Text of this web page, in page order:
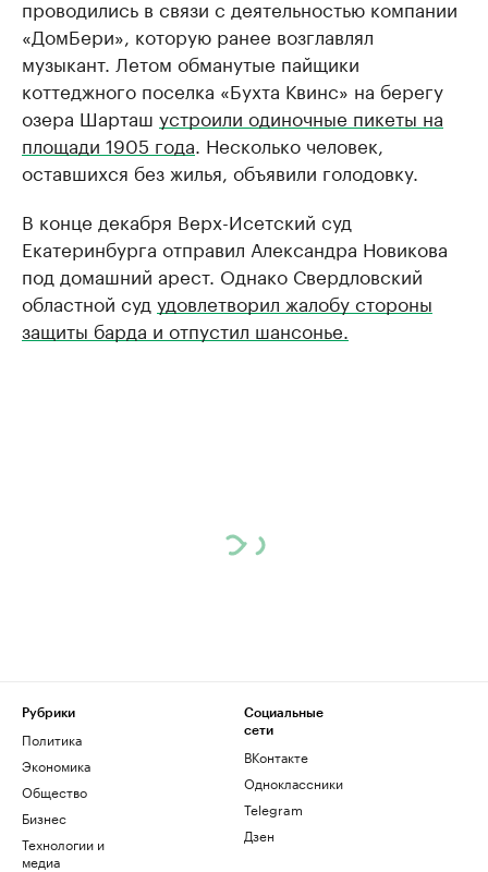
проводились в связи с деятельностью компании
«ДомБери», которую ранее возглавлял
музыкант. Летом обманутые пайщики
коттеджного поселка «Бухта Квинс» на берегу
озера Шарташ устроили одиночные пикеты на
площади 1905 года . Несколько человек,
оставшихся без жилья, объявили голодовку.
В конце декабря Верх-Исетский суд
Екатеринбурга отправил Александра Новикова
под домашний арест. Однако Свердловский
областной суд удовлетворил жалобу стороны
защиты барда и отпустил шансонье.
Рубрики
Политика
Экономика
Общество
Бизнес
Технологии и
медиа
Социальные
сети
ВКонтакте
Одноклассники
Telegram
Дзен